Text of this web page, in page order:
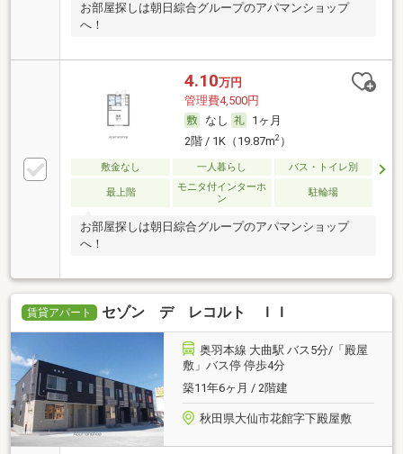
お部屋探しは朝日綜合グループのアパマンショップ
へ！
4.10万円
管理費4,500円
なし
1ヶ月
2階 / 1K（19.87m2）
敷金なし 一人暮らし バス・トイレ別
最上階
モニタ付インターホ
ン
駐輪場
お部屋探しは朝日綜合グループのアパマンショップ
へ！
賃貸アパート セゾン デ レコルト ＩＩ
奥羽本線 大曲駅 バス5分/「殿屋
敷」バス停 停歩4分
築11年6ヶ月 / 2階建
秋田県大仙市花館字下殿屋敷